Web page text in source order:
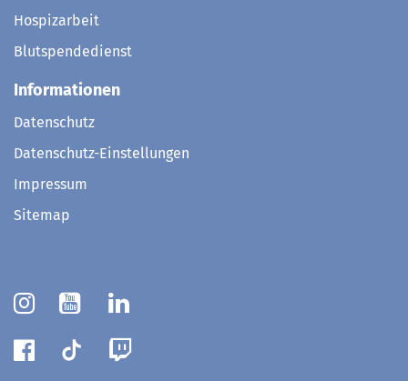
Hospizarbeit
Blutspendedienst
Informationen
Datenschutz
Datenschutz-Einstellungen
Impressum
Sitemap